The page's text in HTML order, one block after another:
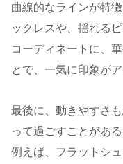
曲線的なラインが特
ックレスや、揺れる
コーディネートに、
とで、一気に印象がア
最後に、動きやすさ
って過ごすことがあ
例えば、フラットシ